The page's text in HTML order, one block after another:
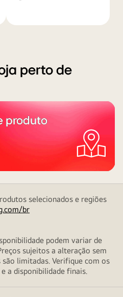
perto de
produto
selecionados e regiões
br
podem variar de
sujeitos a alteração sem
limitadas. Verifique com os
a disponibilidade finais.